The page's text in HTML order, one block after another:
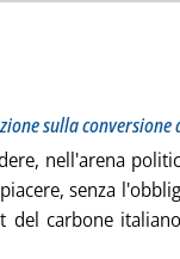
sulla conversione
nell'arena
senza
del carbone